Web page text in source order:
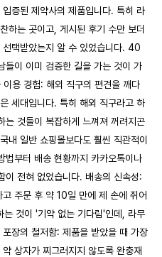
증된 제약사의 제품입니다. 특히 라
하는 곳이고, 게시된 후기 수만 보더
택받았는지 알 수 있었습니다. 40
들이 이미 검증한 길을 가는 것이 가
용 경험: 해외 직구의 편견을 깨다
세대입니다. 특히 해외 직구라고 하
는 것들이 복잡하게 느껴져 꺼려지곤
내 일반 쇼핑몰보다도 훨씬 직관적이
법부터 배송 현황까지 카카오톡이나
이 전혀 없었습니다. 배송의 신속성:
주문 후 약 10일 만에 제 손에 쥐어
것이 '기약 없는 기다림'인데, 라무
장의 철저함: 제품을 받았을 때 가장
상자가 찌그러지지 않도록 완충재